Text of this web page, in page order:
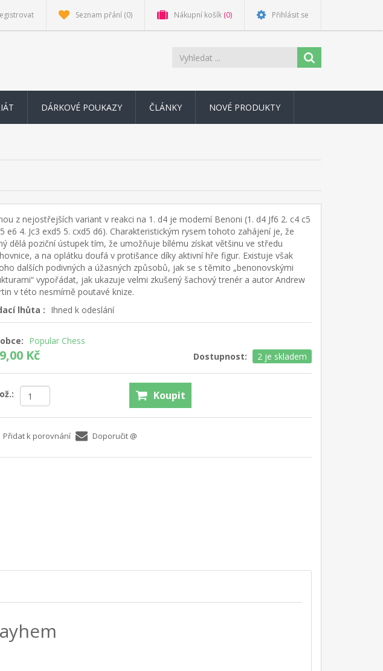
Seznam přání (0) Nákupní košík (0) Přihlásit se
DÁRKOVÉ POUKAZY ČLÁNKY NOVÉ PRODUKTY
z nejostřejších variant v reakci na 1. d4 je moderní Benoni (1. d4 Jf6 2. c4 c5
e6 4. Jc3 exd5 5. cxd5 d6). Charakteristickým rysem tohoto zahájení je, že
dělá poziční ústupek tím, že umožňuje bílému získat většinu ve středu
a na oplátku doufá v protišance díky aktivní hře figur. Existuje však
dalších podivných a úžasných způsobů, jak se s těmito „benonovskými
vypořádat, jak ukazuje velmi zkušený šachový trenér a autor Andrew
v této nesmírně poutavé knize.
lhůta : Ihned k odeslání
Popular Chess
Kč Dostupnost: 2 je skladem
Koupit
Přidat k porovnání Doporučit @